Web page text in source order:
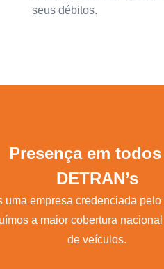
seus débitos.
Presença em
DETRAN’s
uma empresa credenciada pelo
a maior cobertura
de veículos.